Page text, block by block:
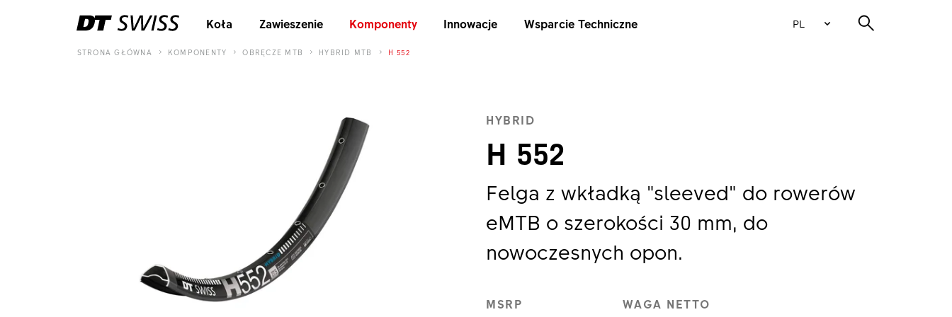
Koła Zawieszenie Komponenty Innowacje Wsparcie Techniczne PL
STRONA GŁÓWNA KOMPONENTY OBRĘCZE MTB HYBRID MTB H 552
HYBRID
H 552
Felga z wkładką "sleeved" do rowerów
eMTB o szerokości 30 mm, do
nowoczesnych opon.
MSRP
WAGA NETTO